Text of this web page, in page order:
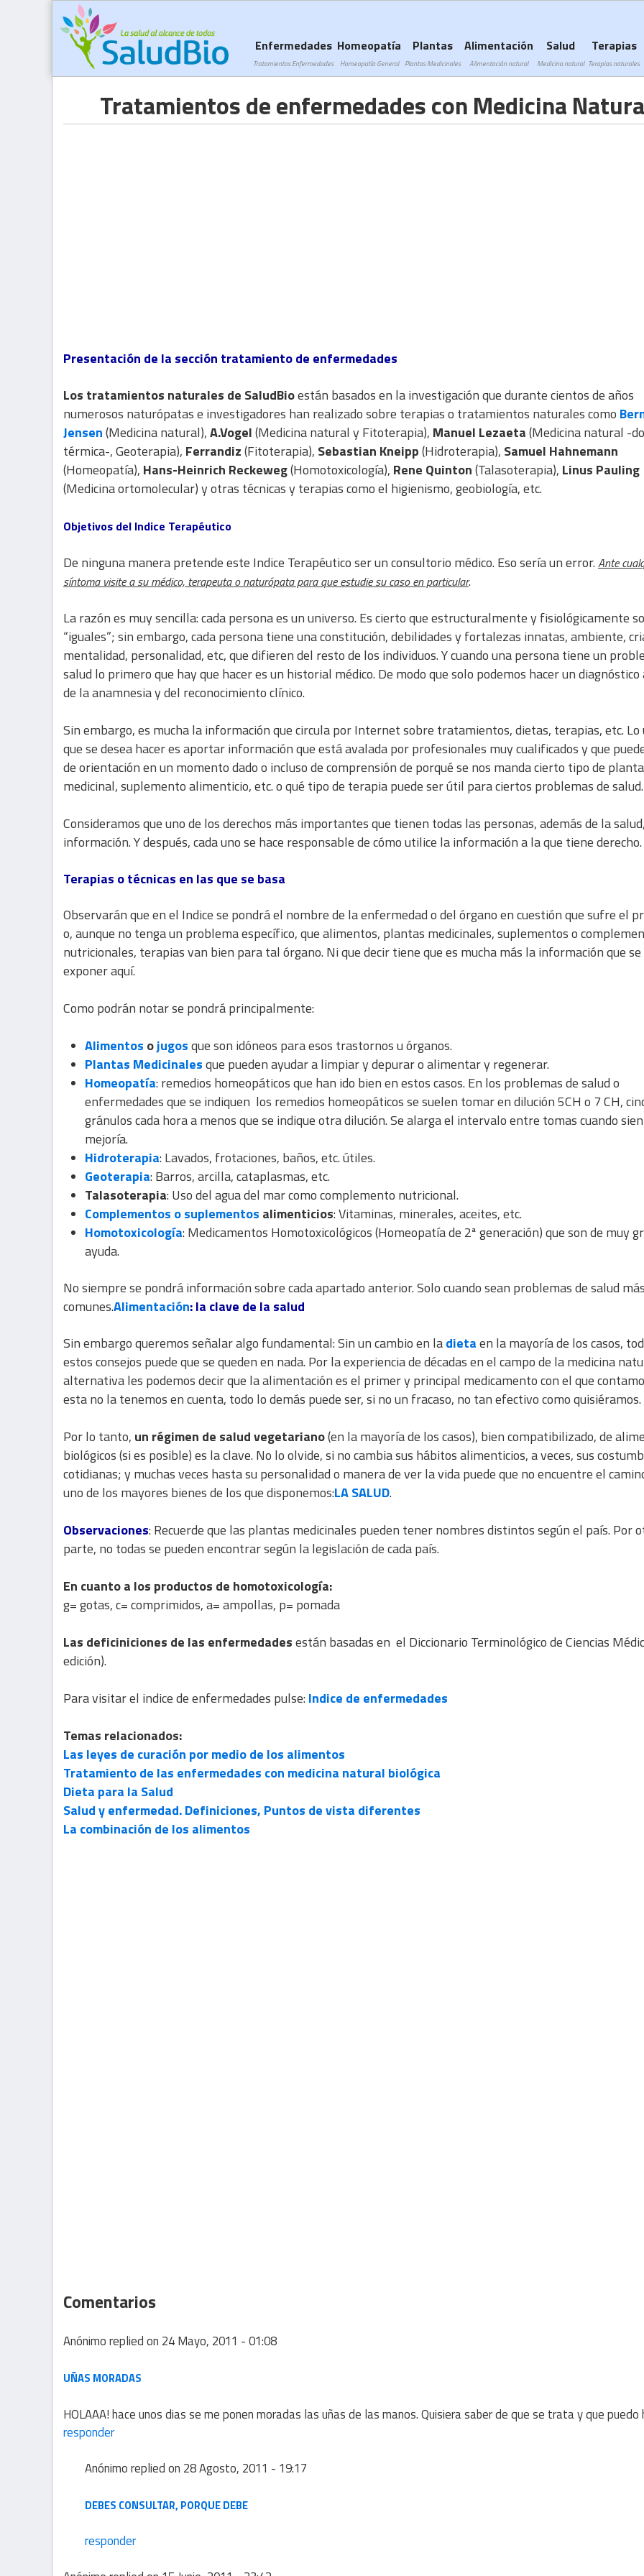
Tratamientos de enfermedades con Medicina
Presentación de la sección tratamiento de enfermedades
Los tratamientos naturales de SaludBioestán basados en la investigación que durante cientos de años
numerosos naturópatas e investigadores han realizado sobre terapias o tratamientos naturales como
Jensen(Medicina natural),A.Vogel(Medicina natural y Fitoterapia), Manuel Lezaeta(Medicina natural -
térmica-, Geoterapia), Ferrandiz(Fitoterapia), Sebastian Kneipp(Hidroterapia), Samuel Hahnemann
(Homeopatía), Hans-Heinrich Reckeweg(Homotoxicología), Rene Quinton(Talasoterapia), Linus Pauling
(Medicina ortomolecular) y otras técnicas y terapias como el higienismo, geobiología, etc.
Objetivos del Indice Terapéutico
De ninguna manera pretende este Indice Terapéutico ser un consultorio médico. Eso sería un error. Ante
síntoma visite a su médico, terapeuta o naturópata para que estudie su caso en particular.
La razón es muy sencilla: cada persona es un universo. Es cierto que estructuralmente y fisiológicamente
“iguales”; sin embargo, cada persona tiene una constitución, debilidades y fortalezas innatas, ambiente,
mentalidad, personalidad, etc, que difieren del resto de los individuos. Y cuando una persona tiene un
salud lo primero que hay que hacer es un historial médico. De modo que solo podemos hacer un
de la anamnesia y del reconocimiento clínico.
Sin embargo, es mucha la información que circula por Internet sobre tratamientos, dietas, terapias, etc. Lo
que se desea hacer es aportar información que está avalada por profesionales muy cualificados y que
de orientación en un momento dado o incluso de comprensión de porqué se nos manda cierto tipo de planta
medicinal, suplemento alimenticio, etc. o qué tipo de terapia puede ser útil para ciertos problemas de salud.
Consideramos que uno de los derechos más importantes que tienen todas las personas, además de la
información. Y después, cada uno se hace responsable de cómo utilice la información a la que tiene derecho.
Terapias o técnicas en las que se basa
Observarán que en el Indice se pondrá el nombre de la enfermedad o del órgano en cuestión que sufre el
o, aunque no tenga un problema específico, que alimentos, plantas medicinales, suplementos o
nutricionales, terapias van bien para tal órgano. Ni que decir tiene que es mucha más la información que
exponer aquí.
Como podrán notar se pondrá principalmente:
Alimentos ojugosque son idóneos para esos trastornos u órganos.
Plantas Medicinalesque pueden ayudar a limpiar y depurar o alimentar y regenerar.
Homeopatía: remedios homeopáticos que han ido bien en estos casos. En los problemas de salud o
enfermedades que se indiquen los remedios homeopáticos se suelen tomar en dilución 5CH o 7 CH,
gránulos cada hora a menos que se indique otra dilución. Se alarga el intervalo entre tomas cuando
mejoría.
Hidroterapia: Lavados, frotaciones, baños, etc. útiles.
Geoterapia: Barros, arcilla, cataplasmas, etc.
Talasoterapia: Uso del agua del mar como complemento nutricional.
Complementos o suplementos alimenticios: Vitaminas, minerales, aceites, etc.
Homotoxicología: Medicamentos Homotoxicológicos (Homeopatía de 2ª generación) que son de muy
ayuda.
No siempre se pondrá información sobre cada apartado anterior. Solo cuando sean problemas de salud más
comunes.Alimentación: la clave de la salud
Sin embargo queremos señalar algo fundamental: Sin un cambio en ladietaen la mayoría de los casos,
estos consejos puede que se queden en nada. Por la experiencia de décadas en el campo de la medicina
alternativa les podemos decir que la alimentación es el primer y principal medicamento con el que
esta no la tenemos en cuenta, todo lo demás puede ser, si no un fracaso, no tan efectivo como quisiéramos.
Por lo tanto, un régimen de salud vegetariano(en la mayoría de los casos), bien compatibilizado, de
biológicos (si es posible) es la clave. No lo olvide, si no cambia sus hábitos alimenticios, a veces, sus
cotidianas; y muchas veces hasta su personalidad o manera de ver la vida puede que no encuentre el
uno de los mayores bienes de los que disponemos:LA SALUD.
Observaciones: Recuerde que las plantas medicinales pueden tener nombres distintos según el país. Por
parte, no todas se pueden encontrar según la legislación de cada país.
En cuanto a los productos de homotoxicología:
g= gotas, c= comprimidos, a= ampollas, p= pomada
Las deficiniciones de las enfermedadesestán basadas en el Diccionario Terminológico de Ciencias
edición).
Para visitar el indice de enfermedades pulse: Indice de enfermedades
Temas relacionados:
Las leyes de curación por medio de los alimentos
Tratamiento de las enfermedades con medicina natural biológica
Dieta para la Salud
Salud y enfermedad. Definiciones, Puntos de vista diferentes
La combinación de los alimentos
Comentarios
Anónimoreplied on 24 Mayo, 2011 - 01:08
UÑAS MORADAS
HOLAAA! hace unos dias se me ponen moradas las uñas de las manos. Quisiera saber de que se trata y que puedo
responder
Anónimoreplied on 28 Agosto, 2011 - 19:17
DEBES CONSULTAR, PORQUE DEBE
responder
Enfermedades
Tratamientos Enfermedades
Homeopatía
Homeopatía General
Plantas
Plantas Medicinales
Alimentación
Alimentación natural
Salud
Medicina natural
Terapias
Terapias naturales